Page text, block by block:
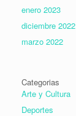
enero 2023
diciembre 2022
marzo 2022
Categorias
Arte y Cultura
Deportes